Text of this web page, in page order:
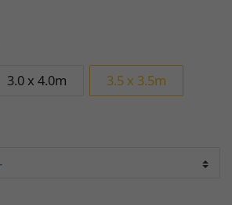
3.0 x 4.0m 3.5 x 3.5m